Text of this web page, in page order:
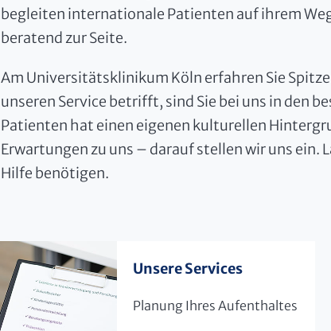
begleiten internationale Patienten auf ihrem
beratend zur Seite.
Am Universitätsklinikum Köln erfahren Sie
unseren Service betrifft, sind Sie bei uns in den
Patienten hat einen eigenen kulturellen
Erwartungen zu uns – darauf stellen wir uns ein.
Hilfe benötigen.
Unsere Services
Planung Ihres Aufenthaltes